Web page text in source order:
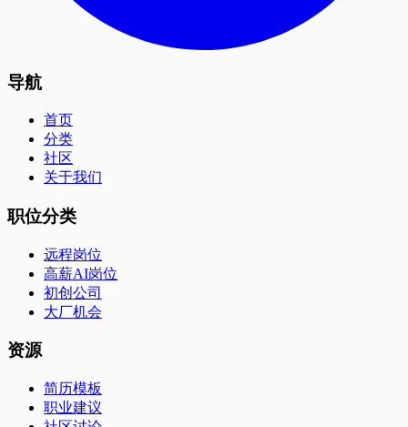
导航
首页
分类
社区
关于我们
职位分类
远程岗位
高薪AI岗位
初创公司
大厂机会
资源
简历模板
职业建议